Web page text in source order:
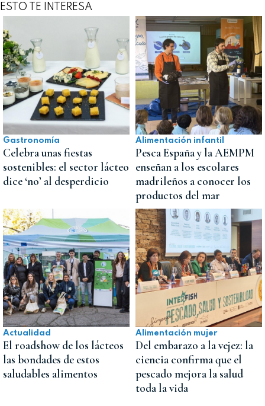
ESTO TE INTERESA
Gastronomía
Celebra unas fiestas
sostenibles: el sector lácteo
dice ‘no’ al desperdicio
Alimentación infantil
Pesca España y la AEMPM
enseñan a los escolares
madrileños a conocer los
productos del mar
Actualidad
El roadshow de los lácteos
las bondades de estos
saludables alimentos
Alimentación mujer
Del embarazo a la vejez: la
ciencia confirma que el
pescado mejora la salud
toda la vida